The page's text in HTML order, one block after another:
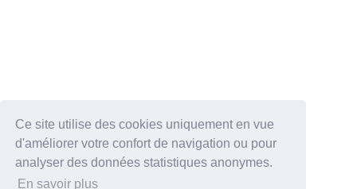
Ce site utilise des cookies uniquement en vue
d'améliorer votre confort de navigation ou pour
analyser des données statistiques anonymes.
En savoir plus